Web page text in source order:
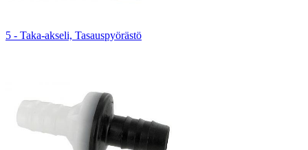
5 - Taka-akseli, Tasauspyörästö